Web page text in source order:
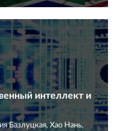
интеллект и
Базлуцкая, Хао Нань,